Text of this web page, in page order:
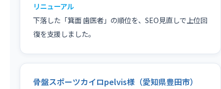
リニューアル
下落した「箕面 歯医者」の順位を、SEO見直しで上位回
復を支援しました。
骨盤スポーツカイロpelvis様（愛知県豊田市）